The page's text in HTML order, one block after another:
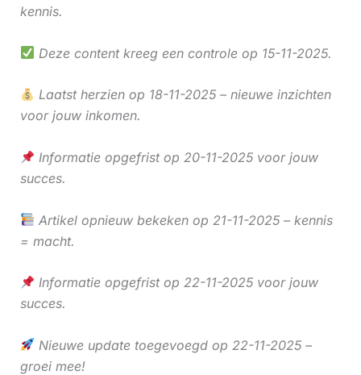
kennis.
Deze content kreeg een controle op 15-11-2025.
Laatst herzien op 18-11-2025 – nieuwe inzichten
voor jouw inkomen.
Informatie opgefrist op 20-11-2025 voor jouw
succes.
Artikel opnieuw bekeken op 21-11-2025 – kennis
= macht.
Informatie opgefrist op 22-11-2025 voor jouw
succes.
Nieuwe update toegevoegd op 22-11-2025 –
groei mee!